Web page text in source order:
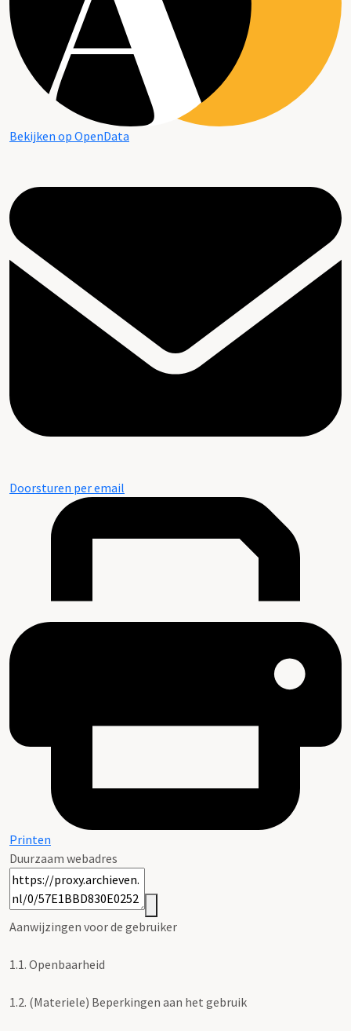
Bekijken op OpenData
Doorsturen per email
Printen
Duurzaam webadres
Aanwijzingen voor de gebruiker
1.1. Openbaarheid
1.2. (Materiele) Beperkingen aan het gebruik